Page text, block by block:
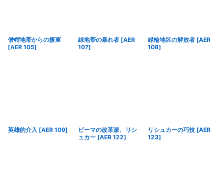
僧帽地帯からの援軍
[AER 105]
緑地帯の暴れ者 [AER
107]
緑輪地区の解放者 [AER
108]
英雄的介入 [AER 109]
ピーマの改革派、リシ
ュカー [AER 122]
リシュカーの巧技 [AER
123]